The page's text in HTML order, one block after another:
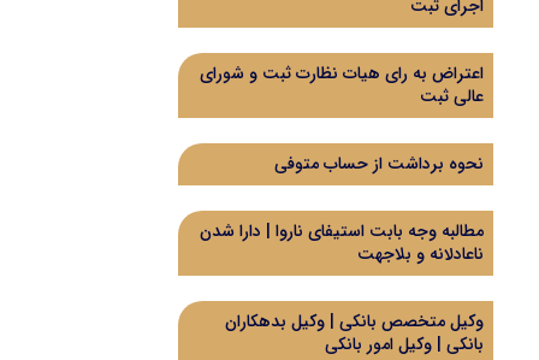
اجرای ثبت
اعتراض به رای هیات نظارت ثبت و شورای
عالی ثبت
نحوه برداشت از حساب متوفی
مطالبه وجه بابت استیفای ناروا | دارا شدن
ناعادلانه و بلاجهت
وکیل متخصص بانکی | وکیل بدهکاران
بانکی | وکیل امور بانکی